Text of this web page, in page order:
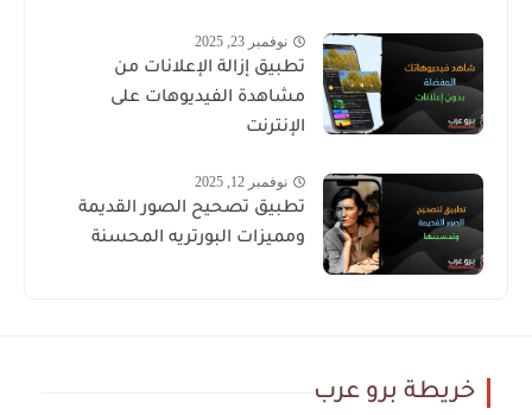
نوفمبر 23, 2025
تطبيق إزالة الإعلانات من
مشاهدة الفيديوهات على
الإنترنت
نوفمبر 12, 2025
تطبيق تصحيح الصور القديمة
ومميزات البورتريه المحسنة
خريطة برو عرب